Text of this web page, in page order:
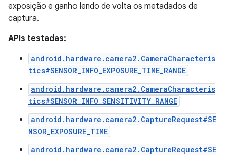
exposição e ganho lendo de volta os metadados de
captura.
APIs testadas:
android.hardware.camera2.CameraCharacteris
tics#SENSOR_INFO_EXPOSURE_TIME_RANGE
android.hardware.camera2.CameraCharacteris
tics#SENSOR_INFO_SENSITIVITY_RANGE
android.hardware.camera2.CaptureRequest#SE
NSOR_EXPOSURE_TIME
android.hardware.camera2.CaptureRequest#SE